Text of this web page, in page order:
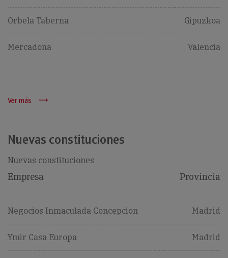
Orbela Taberna Gipuzkoa
Mercadona Valencia
Ver más
Nuevas constituciones
Nuevas constituciones
Empresa Provincia
Negocios Inmaculada Concepcion Madrid
Ymir Casa Europa Madrid